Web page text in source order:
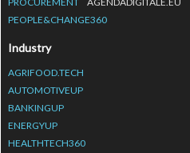
PEOPLE&CHANGE360
Industry
AGRIFOOD.TECH
AUTOMOTIVEUP
BANKINGUP
ENERGYUP
HEALTHTECH360